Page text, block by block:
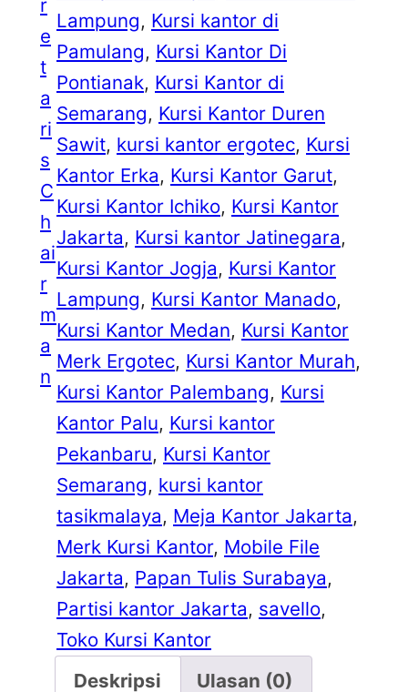
r
e
t
a
ri
s
C
h
ai
r
m
a
n
Lampung, Kursi kantor di
Pamulang, Kursi Kantor Di
Pontianak, Kursi Kantor di
Semarang, Kursi Kantor Duren
Sawit, kursi kantor ergotec, Kursi
Kantor Erka, Kursi Kantor Garut
Kursi Kantor Ichiko, Kursi Kantor
Jakarta, Kursi kantor Jatinegara
Kursi Kantor Jogja, Kursi Kantor
Lampung, Kursi Kantor Manado
Kursi Kantor Medan, Kursi Kantor
Merk Ergotec, Kursi Kantor Murah
Kursi Kantor Palembang, Kursi
Kantor Palu, Kursi kantor
Pekanbaru, Kursi Kantor
Semarang, kursi kantor
tasikmalaya, Meja Kantor Jakarta
Merk Kursi Kantor, Mobile File
Jakarta, Papan Tulis Surabaya
Partisi kantor Jakarta, savello
Toko Kursi Kantor
Deskripsi
Ulasan (0)